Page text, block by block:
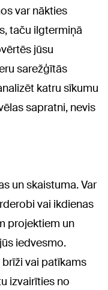
var nākties
taču ilgtermiņā
jūsu
sarežģītās
katru sīkumu
sapratni, nevis
un skaistuma. Var
vai ikdienas
projektiem un
iedvesmo.
vai patīkams
izvairīties no